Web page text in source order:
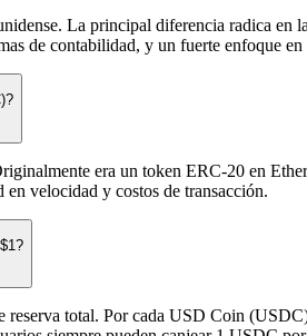
La principal diferencia radica
de contabilidad, y un fuerte enfoque
era un token ERC-20 en
velocidad y costos de transacción.
reserva total. Por cada USD Coin